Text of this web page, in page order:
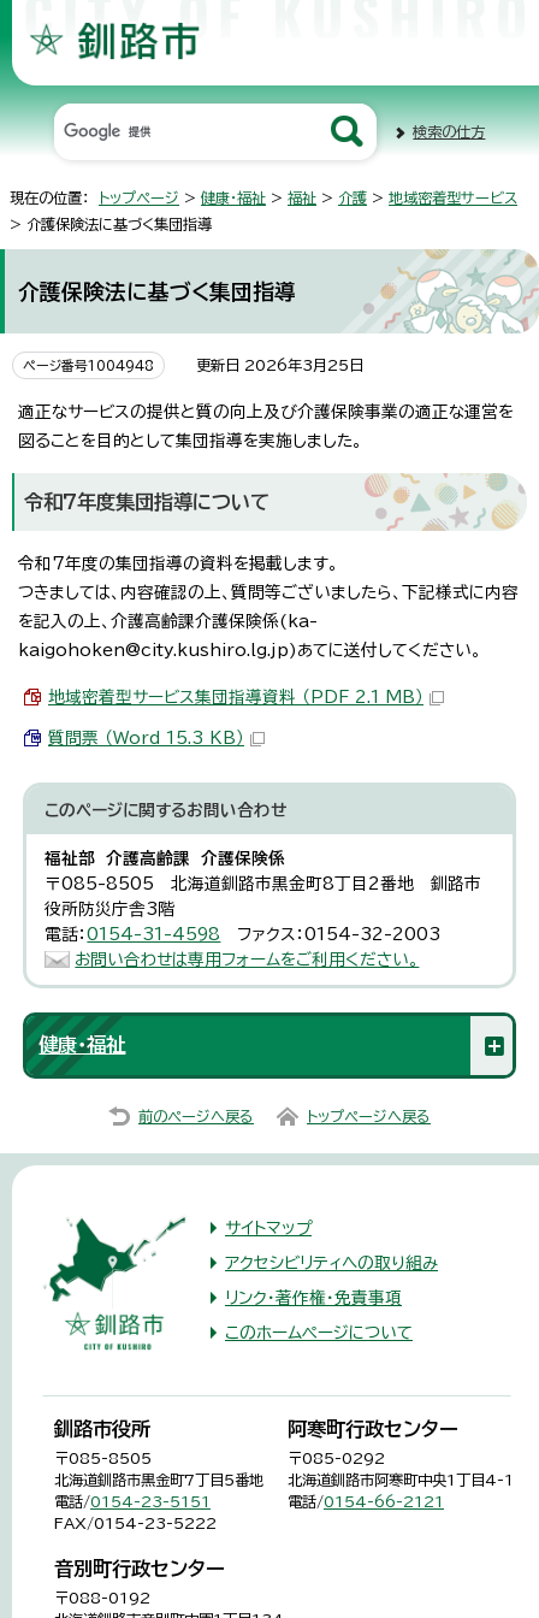
検索の仕方
現在の位置： トップページ > 健康・福祉 > 福祉 > 介護 > 地域密着型サービス
> 介護保険法に基づく集団指導
介護保険法に基づく集団指導
ページ番号1004948 更新日 2026年3月25日
適正なサービスの提供と質の向上及び介護保険事業の適正な運営を
図ることを目的として集団指導を実施しました。
令和7年度集団指導について
令和7年度の集団指導の資料を掲載します。
つきましては、内容確認の上、質問等ございましたら、下記様式に内容
を記入の上、介護高齢課介護保険係(ka-
kaigohoken@city.kushiro.lg.jp)あてに送付してください。
地域密着型サービス集団指導資料 （PDF 2.1 MB）
質問票 （Word 15.3 KB）
このページに関するお問い合わせ
福祉部 介護高齢課 介護保険係
〒085-8505 北海道釧路市黒金町8丁目2番地 釧路市
役所防災庁舎3階
電話：0154-31-4598
ファクス：0154-32-2003
お問い合わせは専用フォームをご利用ください。
健康・福祉
前のページへ戻る トップページへ戻る
サイトマップ
アクセシビリティへの取り組み
リンク・著作権・免責事項
このホームページについて
釧路市役所
〒085-8505
北海道釧路市黒金町7丁目5番地
電話/0154-23-5151
FAX/0154-23-5222
阿寒町行政センター
〒085-0292
北海道釧路市阿寒町中央1丁目4-1
電話/0154-66-2121
音別町行政センター
〒088-0192